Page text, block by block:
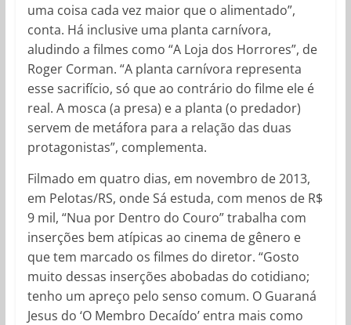
uma coisa cada vez maior que o alimentado”,
conta. Há inclusive uma planta carnívora,
aludindo a filmes como “A Loja dos Horrores”, de
Roger Corman. “A planta carnívora representa
esse sacrifício, só que ao contrário do filme ele é
real. A mosca (a presa) e a planta (o predador)
servem de metáfora para a relação das duas
protagonistas”, complementa.
Filmado em quatro dias, em novembro de 2013,
em Pelotas/RS, onde Sá estuda, com menos de R$
9 mil, “Nua por Dentro do Couro” trabalha com
inserções bem atípicas ao cinema de gênero e
que tem marcado os filmes do diretor. “Gosto
muito dessas inserções abobadas do cotidiano;
tenho um apreço pelo senso comum. O Guaraná
Jesus do ‘O Membro Decaído’ entra mais como